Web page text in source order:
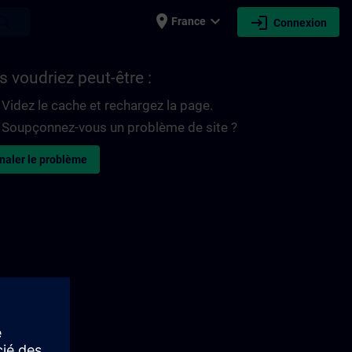
place France expand_more login Connexion
voudriez peut-être :
Videz le cache et rechargez la page.
Soupçonnez-vous un problème de site ?
le problème